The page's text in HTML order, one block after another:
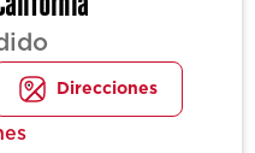
Direcciones